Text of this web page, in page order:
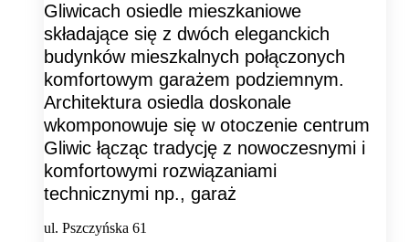
Gliwicach osiedle mieszkaniowe
składające się z dwóch eleganckich
budynków mieszkalnych połączonych
komfortowym garażem podziemnym.
Architektura osiedla doskonale
wkomponowuje się w otoczenie centrum
Gliwic łącząc tradycję z nowoczesnymi i
komfortowymi rozwiązaniami
technicznymi np., garaż
ul. Pszczyńska 61